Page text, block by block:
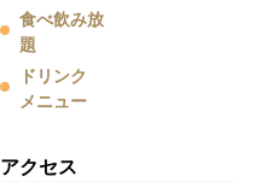
食べ飲み放
題
ドリンク
メニュー
アクセス